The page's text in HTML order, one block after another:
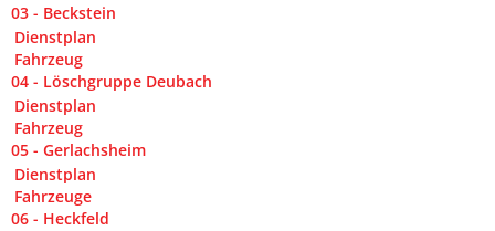
03 - Beckstein
Dienstplan
Fahrzeug
04 - Löschgruppe Deubach
Dienstplan
Fahrzeug
05 - Gerlachsheim
Dienstplan
Fahrzeuge
06 - Heckfeld